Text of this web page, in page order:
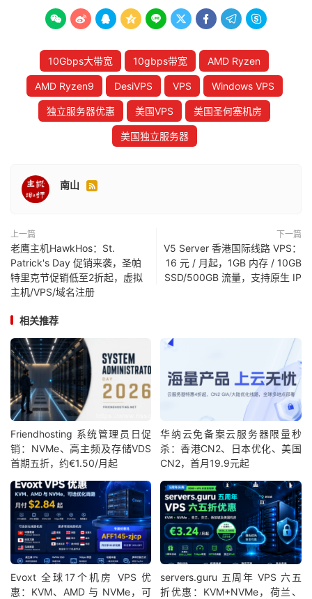
        
10Gbps大带宽 10gbps带宽 AMD Ryzen
AMD Ryzen9 DesiVPS VPS Windows VPS
独立服务器优惠 美国VPS 美国圣何塞机房
美国独立服务器
南山 
上一篇
老鹰主机HawkHos：St.
Patrick's Day 促销来袭，圣帕
特里克节促销低至2折起，虚拟
主机/VPS/域名注册
下一篇
V5 Server 香港国际线路 VPS：
16 元 / 月起，1GB 内存 / 10GB
SSD/500GB 流量，支持原生 IP
相关推荐
Friendhosting 系统管理员日促
销：NVMe、高主频及存储VDS
首期五折，约€1.50/月起
华纳云免备案云服务器限量秒
杀：香港CN2、日本优化、美国
CN2，首月19.9元起
Evoxt 全球17个机房 VPS 优
惠：KVM、AMD 与 NVMe，可
servers.guru 五周年 VPS 六五
折优惠：KVM+NVMe，荷兰、